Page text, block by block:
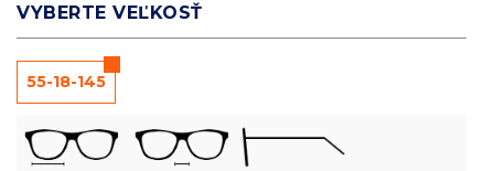
VYBERTE VEĽKOSŤ
55-18-145